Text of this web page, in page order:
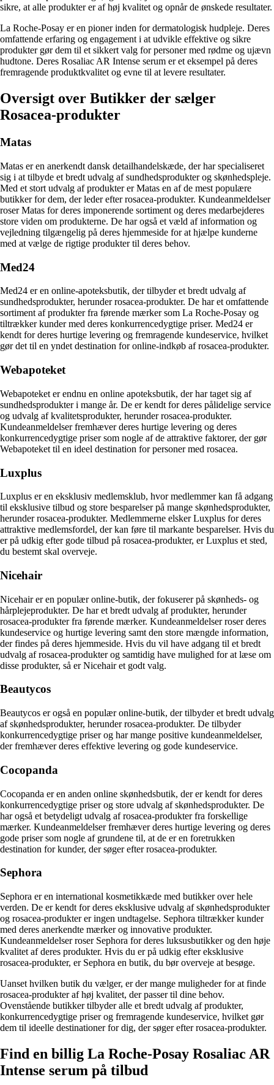
sikre, at alle produkter er af høj kvalitet og opnår de ønskede resultater.
La Roche-Posay er en pioner inden for dermatologisk hudpleje. Deres
omfattende erfaring og engagement i at udvikle effektive og sikre
produkter gør dem til et sikkert valg for personer med rødme og ujævn
hudtone. Deres Rosaliac AR Intense serum er et eksempel på deres
fremragende produktkvalitet og evne til at levere resultater.
Oversigt over Butikker der sælger
Rosacea-produkter
Matas
Matas er en anerkendt dansk detailhandelskæde, der har specialiseret
sig i at tilbyde et bredt udvalg af sundhedsprodukter og skønhedspleje.
Med et stort udvalg af produkter er Matas en af ​​de mest populære
butikker for dem, der leder efter rosacea-produkter. Kundeanmeldelser
roser Matas for deres imponerende sortiment og deres medarbejderes
store viden om produkterne. De har også et væld af information og
vejledning tilgængelig på deres hjemmeside for at hjælpe kunderne
med at vælge de rigtige produkter til deres behov.
Med24
Med24 er en online-apoteksbutik, der tilbyder et bredt udvalg af
sundhedsprodukter, herunder rosacea-produkter. De har et omfattende
sortiment af produkter fra førende mærker som La Roche-Posay og
tiltrækker kunder med deres konkurrencedygtige priser. Med24 er
kendt for deres hurtige levering og fremragende kundeservice, hvilket
gør det til en yndet destination for online-indkøb af rosacea-produkter.
Webapoteket
Webapoteket er endnu en online apoteksbutik, der har taget sig af
sundhedsprodukter i mange år. De er kendt for deres pålidelige service
og udvalg af kvalitetsprodukter, herunder rosacea-produkter.
Kundeanmeldelser fremhæver deres hurtige levering og deres
konkurrencedygtige priser som nogle af de attraktive faktorer, der gør
Webapoteket til en ideel destination for personer med rosacea.
Luxplus
Luxplus er en eksklusiv medlemsklub, hvor medlemmer kan få adgang
til eksklusive tilbud og store besparelser på mange skønhedsprodukter,
herunder rosacea-produkter. Medlemmerne elsker Luxplus for deres
attraktive medlemsfordel, der kan føre til markante besparelser. Hvis du
er på udkig efter gode tilbud på rosacea-produkter, er Luxplus et sted,
du bestemt skal overveje.
Nicehair
Nicehair er en populær online-butik, der fokuserer på skønheds- og
hårplejeprodukter. De har et bredt udvalg af produkter, herunder
rosacea-produkter fra førende mærker. Kundeanmeldelser roser deres
kundeservice og hurtige levering samt den store mængde information,
der findes på deres hjemmeside. Hvis du vil have adgang til et bredt
udvalg af rosacea-produkter og samtidig have mulighed for at læse om
disse produkter, så er Nicehair et godt valg.
Beautycos
Beautycos er også en populær online-butik, der tilbyder et bredt udvalg
af skønhedsprodukter, herunder rosacea-produkter. De tilbyder
konkurrencedygtige priser og har mange positive kundeanmeldelser,
der fremhæver deres effektive levering og gode kundeservice.
Cocopanda
Cocopanda er en anden online skønhedsbutik, der er kendt for deres
konkurrencedygtige priser og store udvalg af skønhedsprodukter. De
har også et betydeligt udvalg af rosacea-produkter fra forskellige
mærker. Kundeanmeldelser fremhæver deres hurtige levering og deres
gode priser som nogle af grundene til, at de er en foretrukken
destination for kunder, der søger efter rosacea-produkter.
Sephora
Sephora er en international kosmetikkæde med butikker over hele
verden. De er kendt for deres eksklusive udvalg af skønhedsprodukter
og rosacea-produkter er ingen undtagelse. Sephora tiltrækker kunder
med deres anerkendte mærker og innovative produkter.
Kundeanmeldelser roser Sephora for deres luksusbutikker og den høje
kvalitet af deres produkter. Hvis du er på udkig efter eksklusive
rosacea-produkter, er Sephora en butik, du bør overveje at besøge.
Uanset hvilken butik du vælger, er der mange muligheder for at finde
rosacea-produkter af høj kvalitet, der passer til dine behov.
Ovenstående butikker tilbyder alle et bredt udvalg af produkter,
konkurrencedygtige priser og fremragende kundeservice, hvilket gør
dem til ideelle destinationer for dig, der søger efter rosacea-produkter.
Find en billig La Roche-Posay Rosaliac AR
Intense serum på tilbud